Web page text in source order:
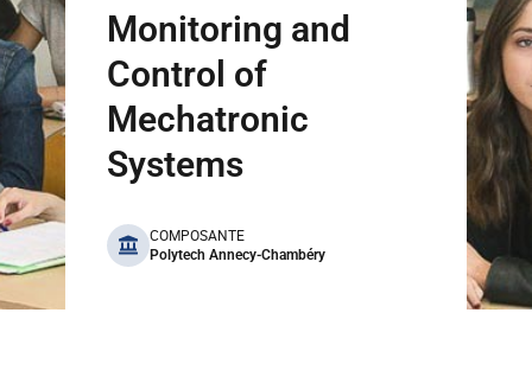
Monitoring and
Control of
Mechatronic
Systems
benefits
COMPOSANTE
Polytech Annecy-Chambéry